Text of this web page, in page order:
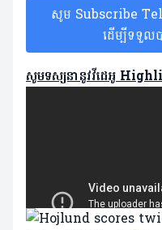
សូម Subscribe
ដើម្បីទទួល
សូមទស្សនានូវវីដេអូ